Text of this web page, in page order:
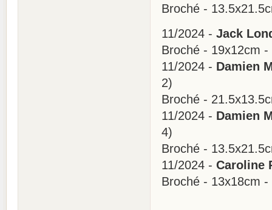
Broché -
11/2024 - Jack
Broché - 19x12cm
11/2024 - Damien
2)
Broché -
11/2024 - Damien
4)
Broché -
11/2024 - Caroline
Broché - 13x18cm